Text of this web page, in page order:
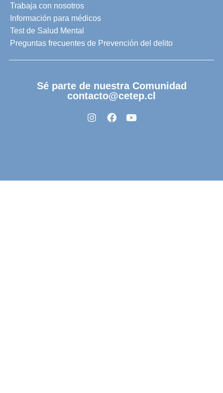
Trabaja con nosotros
Información para médicos
Test de Salud Mental
Preguntas frecuentes de Prevención del delito
Sé parte de nuestra Comunidad
contacto@cetep.cl